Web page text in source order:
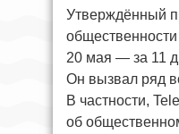
Утверждённый
20 мая — за 11
Он вызвал ряд
В частности,
об